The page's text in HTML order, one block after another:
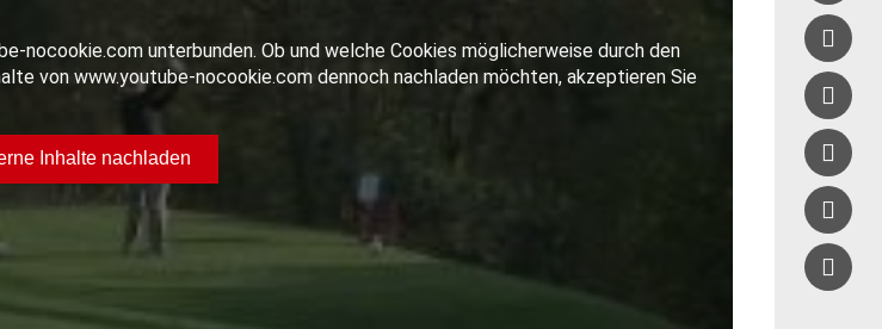



